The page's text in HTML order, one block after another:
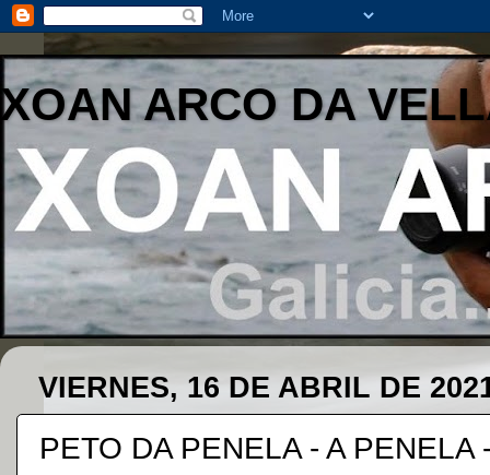
XOAN ARCO DA
VIERNES, 16 DE ABRIL DE
PETO DA PENELA - A